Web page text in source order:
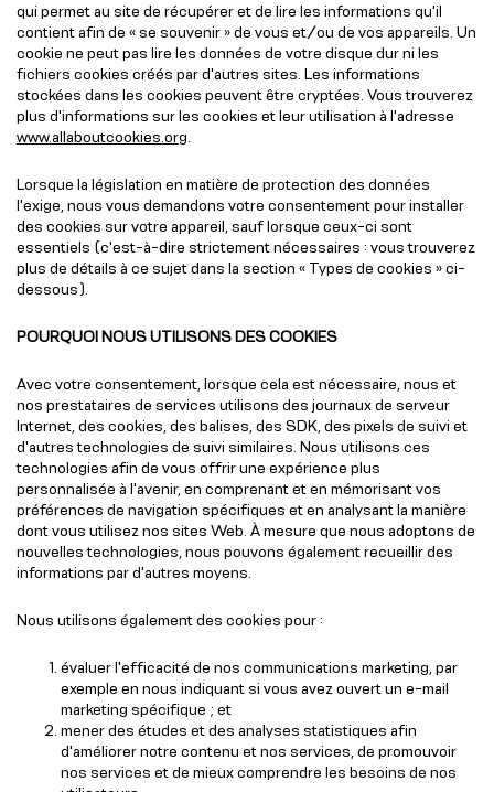
qui permet au site de récupérer et de lire les informations qu'il
contient afin de « se souvenir » de vous et/ou de vos appareils. Un
cookie ne peut pas lire les données de votre disque dur ni les
fichiers cookies créés par d'autres sites. Les informations
stockées dans les cookies peuvent être cryptées. Vous trouverez
plus d'informations sur les cookies et leur utilisation à l'adresse
www.allaboutcookies.org
Lorsque la législation en matière de protection des données
l'exige, nous vous demandons votre consentement pour installer
des cookies sur votre appareil, sauf lorsque ceux-ci sont
essentiels (c'est-à-dire strictement nécessaires : vous trouverez
plus de détails à ce sujet dans la section « Types de cookies » ci-
dessous).
POURQUOI NOUS UTILISONS DES COOKIES
Avec votre consentement, lorsque cela est nécessaire, nous et
nos prestataires de services utilisons des journaux de serveur
Internet, des cookies, des balises, des SDK, des pixels de suivi et
d'autres technologies de suivi similaires. Nous utilisons ces
technologies afin de vous offrir une expérience plus
personnalisée à l'avenir, en comprenant et en mémorisant vos
préférences de navigation spécifiques et en analysant la manière
dont vous utilisez nos sites Web. À mesure que nous adoptons de
nouvelles technologies, nous pouvons également recueillir des
informations par d'autres moyens.
Nous utilisons également des cookies pour :
évaluer l'efficacité de nos communications marketing, par
exemple en nous indiquant si vous avez ouvert un e-mail
marketing spécifique ; et
mener des études et des analyses statistiques afin
d'améliorer notre contenu et nos services, de promouvoir
nos services et de mieux comprendre les besoins de nos